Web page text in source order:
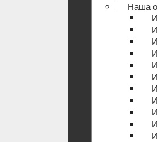
Наша